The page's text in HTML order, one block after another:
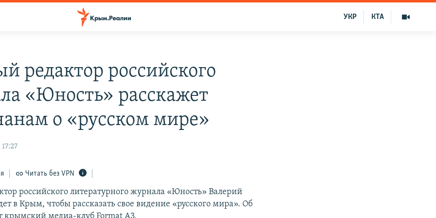
КТА
УКР
редактор российского
«Юность» расскажет
о «русском мире»
Читать без VPN
российского литературного журнала «Юность» Валерий
в Крым, чтобы рассказать свое видение «русского мира». Об